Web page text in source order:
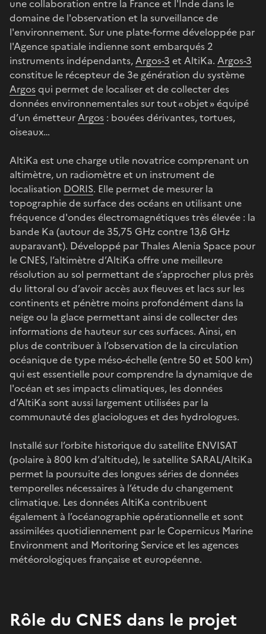
une collaboration entre la France et l'Inde dans le
domaine de l'observation et la surveillance de
l'environnement. Sur une plate-forme développée par
l'Agence spatiale indienne sont embarqués 2
instruments indépendants,Argos-3 et AltiKa. Argos-3
constitue le récepteur de 3e génération du système
Argosqui permet de localiser et de collecter des
données environnementales sur tout « objet » équipé
d’un émetteurArgos : bouées dérivantes, tortues,
oiseaux…
AltiKa est une charge utile novatrice comprenant un
altimètre, un radiomètre et un instrument de
localisation DORIS. Elle permet de mesurer la
topographie de surface des océans en utilisant une
fréquence d'ondes électromagnétiques très élevée : la
bande Ka (autour de 35,75 GHz contre 13,6 GHz
auparavant). Développé par Thales Alenia Space pour
le CNES, l’altimètre d’AltiKa offre une meilleure
résolution au sol permettant de s’approcher plus près
du littoral ou d’avoir accès aux fleuves et lacs sur les
continents et pénètre moins profondément dans la
neige ou la glace permettant ainsi de collecter des
informations de hauteur sur ces surfaces. Ainsi, en
plus de contribuer à l’observation de la circulation
océanique de type méso-échelle (entre 50 et 500 km)
qui est essentielle pour comprendre la dynamique de
l'océan et ses impacts climatiques, les données
d’AltiKa sont aussi largement utilisées par la
communauté des glaciologues et des hydrologues.
Installé sur l’orbite historique du satellite ENVISAT
(polaire à 800 km d’altitude), le satellite SARAL/AltiKa
permet la poursuite des longues séries de données
temporelles nécessaires à l’étude du changement
climatique. Les données AltiKa contribuent
également à l’océanographie opérationnelle et sont
assimilées quotidiennement par le Copernicus Marine
Environment and Moritoring Service et les agences
météorologiques française et européenne.
Rôle du CNES dans le projet